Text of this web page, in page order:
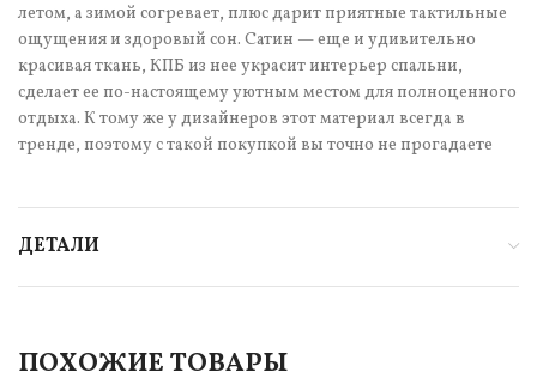
летом, а зимой согревает, плюс дарит приятные тактильные
ощущения и здоровый сон. Сатин — еще и удивительно
красивая ткань, КПБ из нее украсит интерьер спальни,
сделает ее по-настоящему уютным местом для полноценного
отдыха. К тому же у дизайнеров этот материал всегда в
тренде, поэтому с такой покупкой вы точно не прогадаете
ДЕТАЛИ
ПОХОЖИЕ ТОВАРЫ